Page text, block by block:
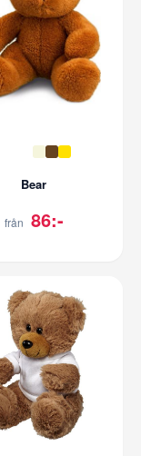
Bear
från 86:-